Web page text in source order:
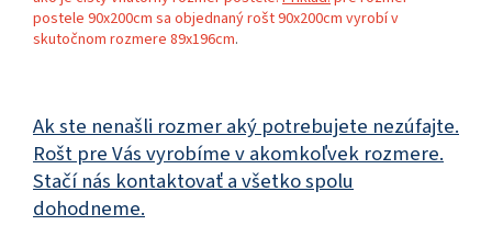
postele 90x200cm sa objednaný rošt 90x200cm vyrobí v
skutočnom rozmere 89x196cm.
Ak ste nenašli rozmer aký potrebujete nezúfajte.
Rošt pre Vás vyrobíme v akomkoľvek rozmere.
Stačí nás kontaktovať a všetko spolu
dohodneme.